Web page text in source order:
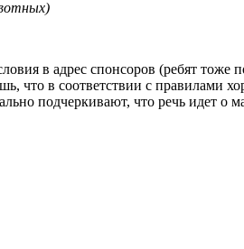
в адрес спонсоров (ребят
в соответствии с правилами
подчеркивают, что речь идет о